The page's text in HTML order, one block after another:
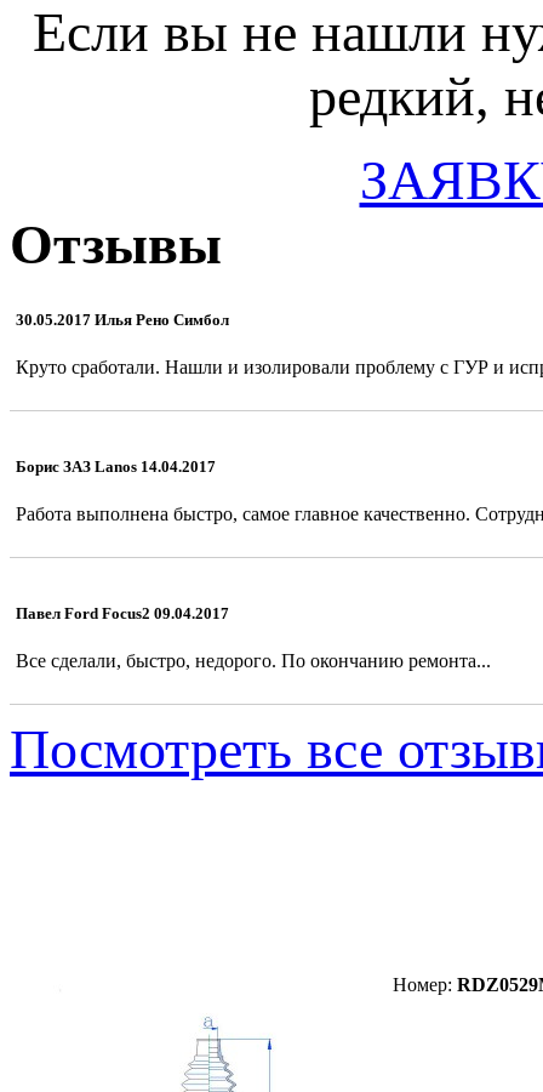
Если вы не нашли
редкий,
Отзывы
30.05.2017 Илья Рено Симбол
Круто сработали. Нашли и изолировали проблему с ГУР и
Борис ЗАЗ Lanos 14.04.2017
Работа выполнена быстро, самое главное качественно.
Павел Ford Focus2 09.04.2017
Все сделали, быстро, недорого. По окончанию ремонта...
Посмотреть все
Номер: